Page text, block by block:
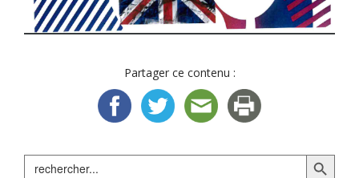
Search Search Button
Partager ce contenu :